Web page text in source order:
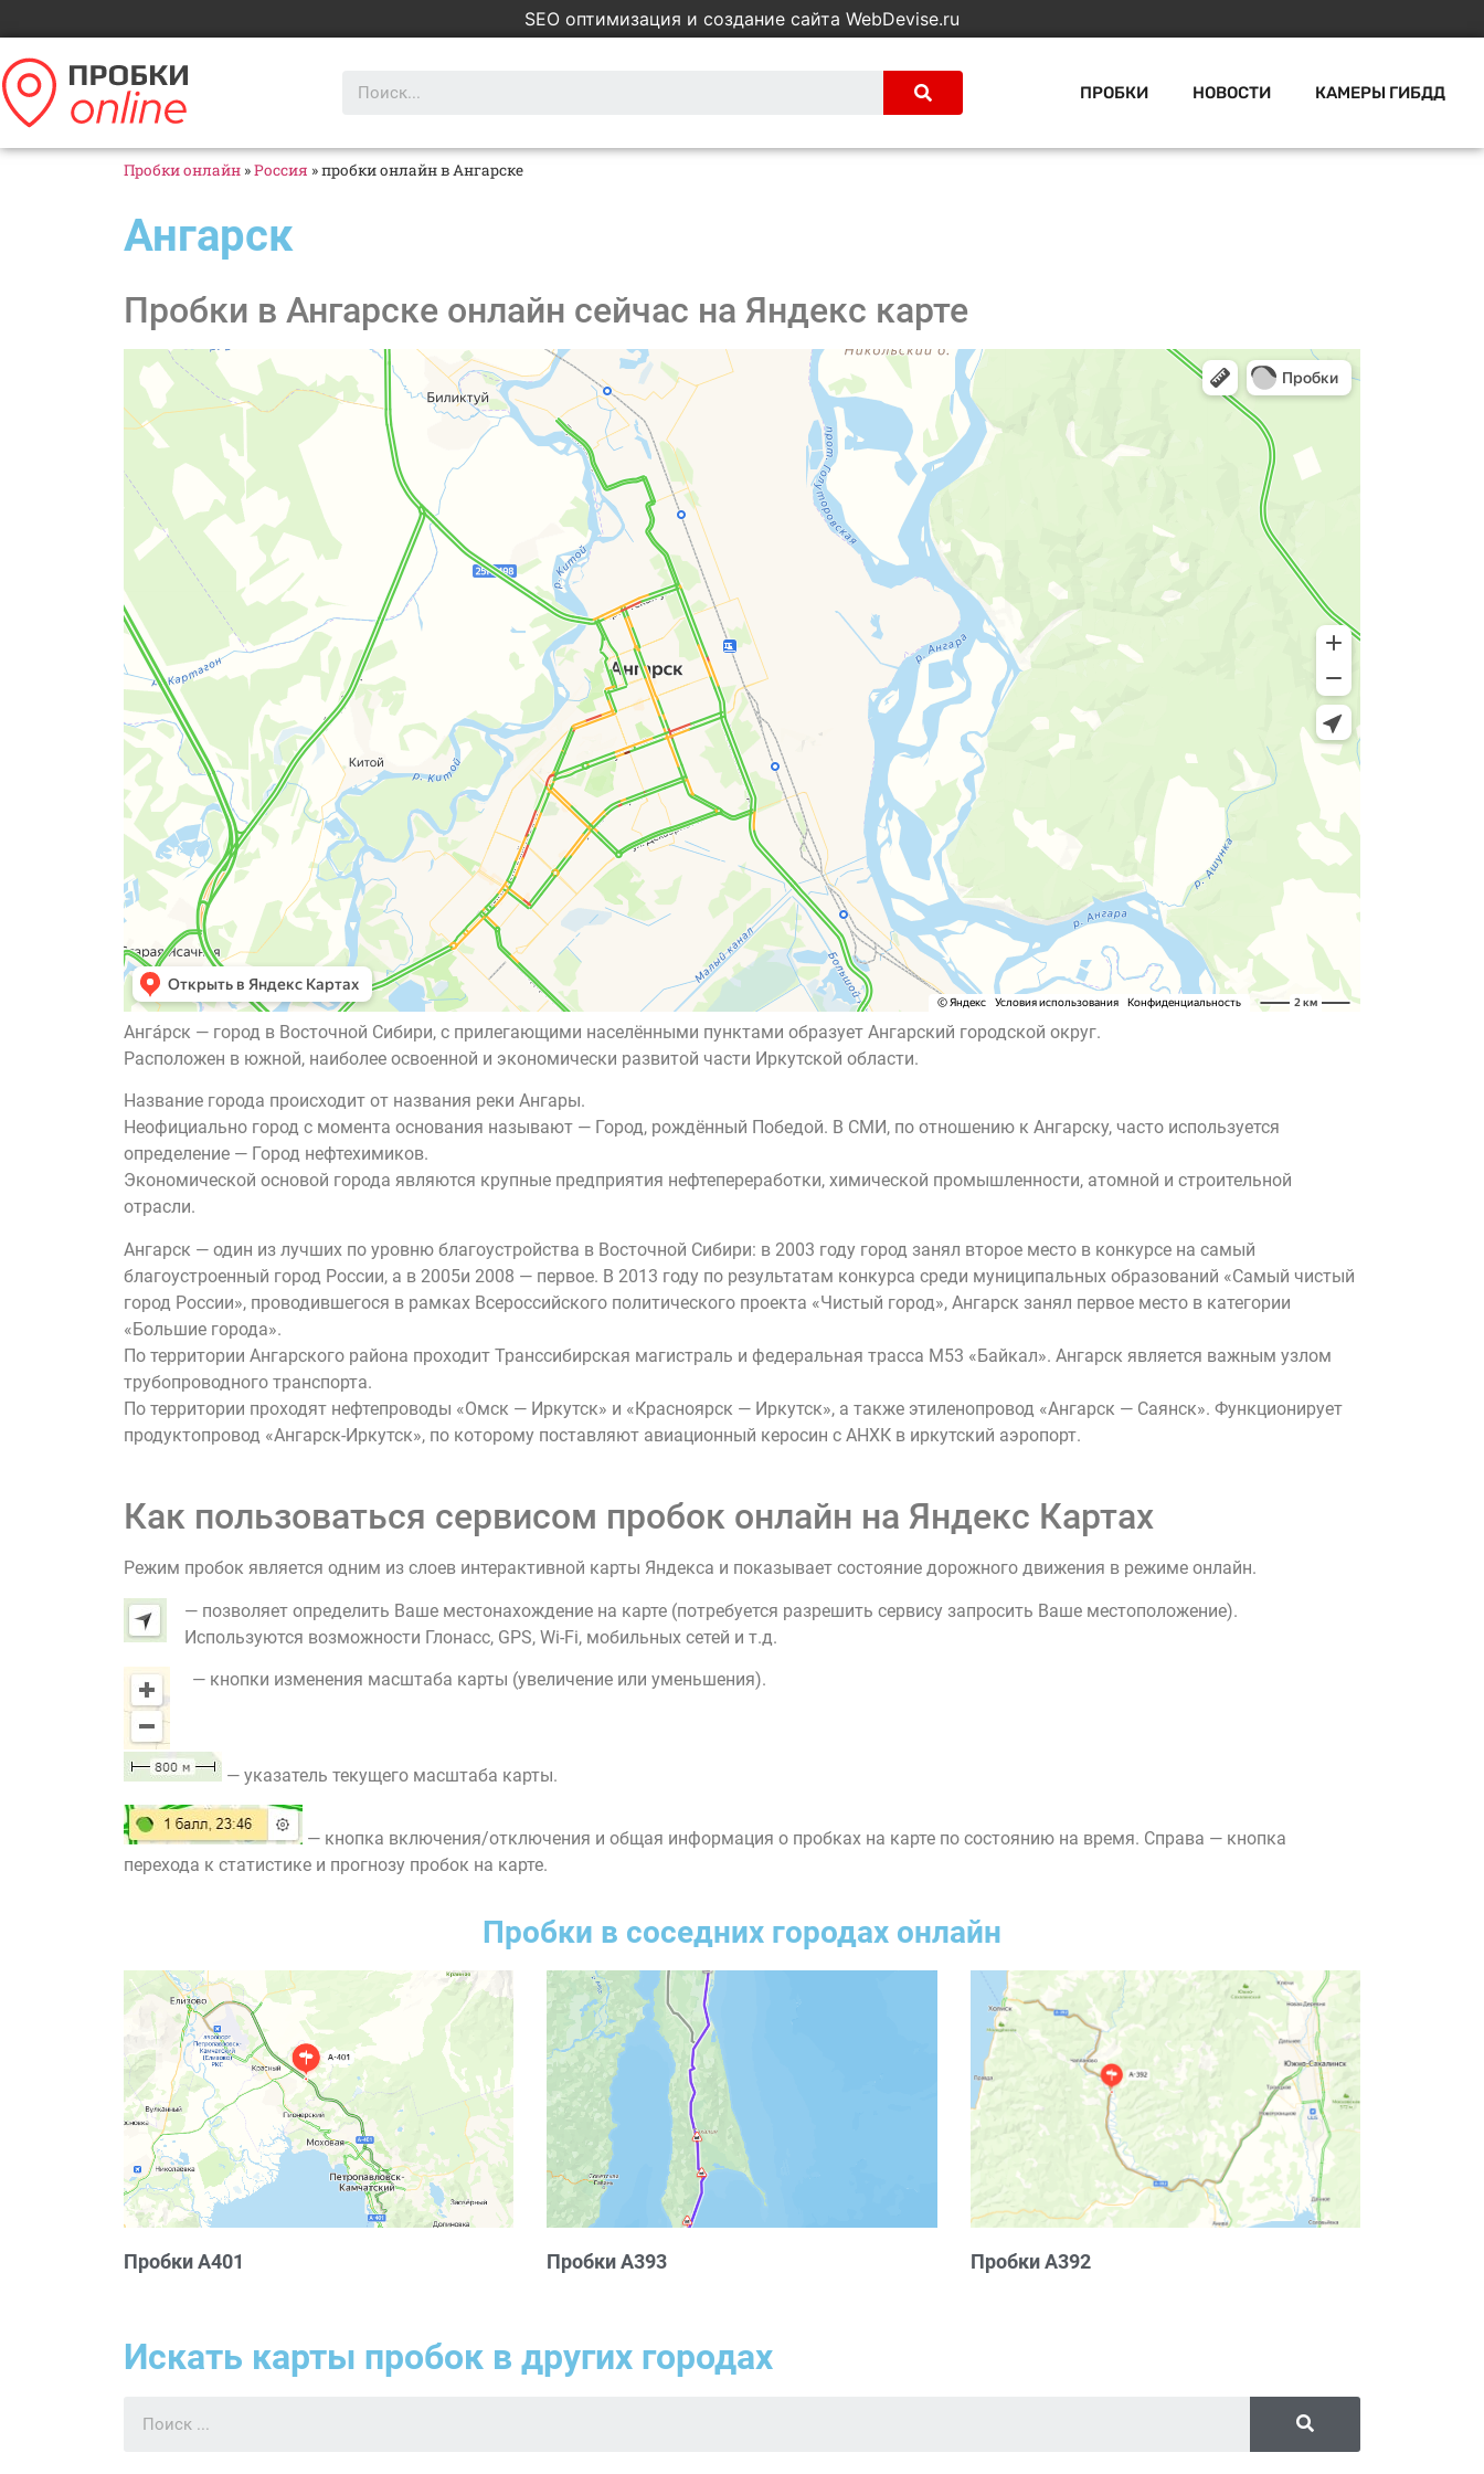
SEO оптимизация и создание сайта WebDevise.ru
ПРОБКИ НОВОСТИ КАМЕРЫ ГИБДД
Пробки онлайн »Россия »пробки онлайн в Ангарске
Ангарск
Пробки в Ангарске онлайн сейчас на Яндекс карте
Анга́рск — город в Восточной Сибири, с прилегающими населёнными пунктами образует Ангарский городской округ.
Расположен в южной, наиболее освоенной и экономически развитой части Иркутской области.
Название города происходит от названия реки Ангары.
Неофициально город с момента основания называют — Город, рождённый Победой. В СМИ, по отношению к Ангарску, часто используется
определение — Город нефтехимиков.
Экономической основой города являются крупные предприятия нефтепереработки, химической промышленности, атомной и строительной
отрасли.
Ангарск — один из лучших по уровню благоустройства в Восточной Сибири: в 2003 году город занял второе место в конкурсе на самый
благоустроенный город России, а в 2005и 2008 — первое. В 2013 году по результатам конкурса среди муниципальных образований «Самый чистый
город России», проводившегося в рамках Всероссийского политического проекта «Чистый город», Ангарск занял первое место в категории
«Большие города».
По территории Ангарского района проходит Транссибирская магистраль и федеральная трасса М53 «Байкал». Ангарск является важным узлом
трубопроводного транспорта.
По территории проходят нефтепроводы «Омск — Иркутск» и «Красноярск — Иркутск», а также этиленопровод «Ангарск — Саянск». Функционирует
продуктопровод «Ангарск-Иркутск», по которому поставляют авиационный керосин с АНХК в иркутский аэропорт.
Как пользоваться сервисом пробок онлайн на Яндекс Картах
Режим пробок является одним из слоев интерактивной карты Яндекса и показывает состояние дорожного движения в режиме онлайн.
— позволяет определить Ваше местонахождение на карте (потребуется разрешить сервису запросить Ваше местоположение).
Используются возможности Глонасс, GPS, Wi-Fi, мобильных сетей и т.д.
— кнопки изменения масштаба карты (увеличение или уменьшения).
— указатель текущего масштаба карты.
— кнопка включения/отключения и общая информация о пробках на карте по состоянию на время. Справа — кнопка
перехода к статистике и прогнозу пробок на карте.
Пробки в соседних городах онлайн
Пробки А401 Пробки А393 Пробки А392
Искать карты пробок в других городах